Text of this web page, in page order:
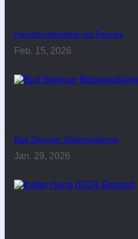
Hackfleichpastete mit Paprika
Feb. 15, 2026
Bud Spencer Bohnenpfanne
Jan. 29, 2026